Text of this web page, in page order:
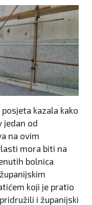
kazala kako
jedan od
na ovim
mora biti na
bolnica
koji je pratio
i županijski